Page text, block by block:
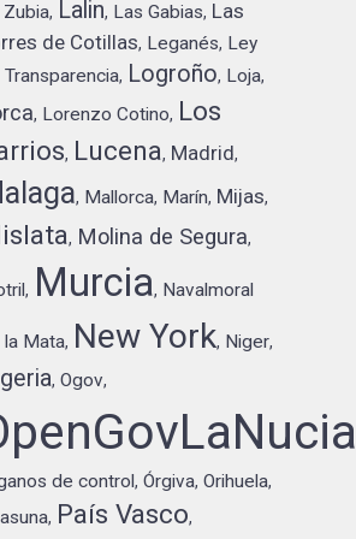
Zubia, Lalin, Las Gabias, Las
de Cotillas, Leganés, Ley
Transparencia, Logroño, Loja,
, Lorenzo Cotino, Los
, Lucena, Madrid,
, Mallorca, Marín, Mijas,
, Molina de Segura,
, Murcia, Navalmoral
la Mata, New York, Niger,
,Ogov,
de control,Órgiva,Orihuela,
, País Vasco,